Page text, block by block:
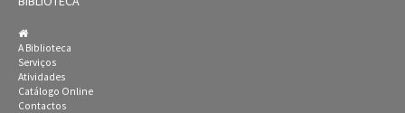
A Biblioteca
Serviços
Atividades
Catálogo Online
Contactos